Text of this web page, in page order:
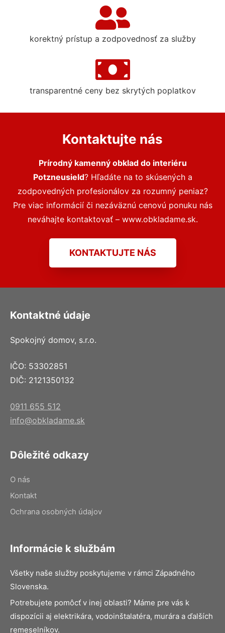
korektný prístup a zodpovednosť za služby
transparentné ceny bez skrytých poplatkov
Kontaktujte nás
Prírodný kamenný obklad do interiéru
Potzneusield? Hľadáte na to skúsených a
zodpovedných profesionálov za rozumný peniaz?
Pre viac informácií či nezáväznú cenovú ponuku nás
neváhajte kontaktovať – www.obkladame.sk.
KONTAKTUJTE NÁS
Kontaktné údaje
Spokojný domov, s.r.o.
IČO: 53302851
DIČ: 2121350132
0911 655 512
info@obkladame.sk
Dôležité odkazy
O nás
Kontakt
Ochrana osobných údajov
Informácie k službám
Všetky naše služby poskytujeme v rámci Západného
Slovenska.
Potrebujete pomôcť v inej oblasti? Máme pre vás k
dispozícii aj elektrikára, vodoinštalatéra, murára a ďalších
remeselníkov.